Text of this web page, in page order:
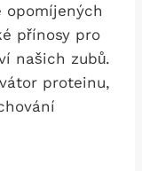
přínosy pro
našich zubů.
proteinu,